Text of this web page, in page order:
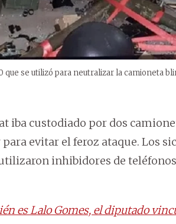
se utilizó para neutralizar la camioneta
iba custodiado por dos
para evitar el feroz ataque. Los
inhibidores de
es Lalo Gomes, el diputado